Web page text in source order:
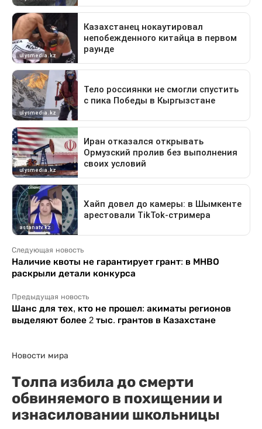
Следующая новость
Наличие квоты не гарантирует грант: в МНВО
раскрыли детали конкурса
Предыдущая новость
Шанс для тех, кто не прошел: акиматы регионов
выделяют более 2 тыс. грантов в Казахстане
Новости мира
Толпа избила до смерти
обвиняемого в похищении и
изнасиловании школьницы